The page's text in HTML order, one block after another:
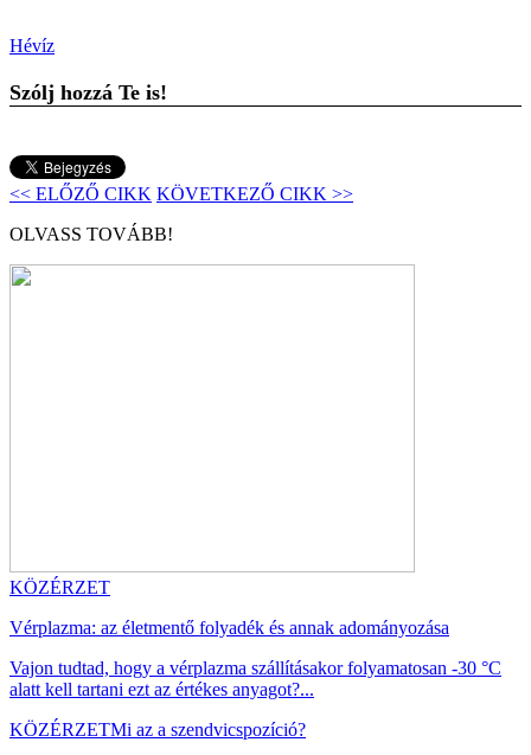
Hévíz
Szólj hozzá Te is!
<< ELŐZŐ CIKK KÖVETKEZŐ CIKK >>
OLVASS TOVÁBB!
KÖZÉRZET
Vérplazma: az életmentő folyadék és annak adományozása
Vajon tudtad, hogy a vérplazma szállításakor folyamatosan -30 °C
alatt kell tartani ezt az értékes anyagot?...
KÖZÉRZETMi az a szendvicspozíció?